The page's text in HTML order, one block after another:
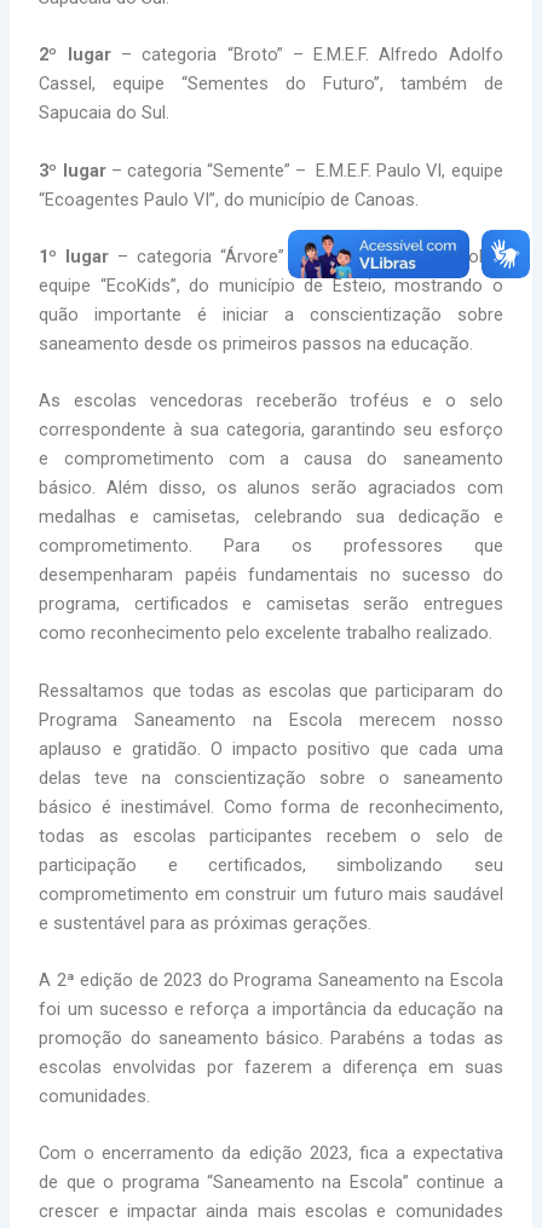
2º lugar– categoria “Broto” – E.M.E.F. Alfredo Adolfo
Cassel, equipe “Sementes do Futuro”, também de
Sapucaia do Sul.
3º lugar– categoria “Semente” – E.M.E.F. Paulo VI, equipe
“Ecoagentes Paulo VI”, do município de Canoas.
1º lugar – categoria “Árvore” – E.M.E.I. Denise Bortolini,
equipe “EcoKids”, do município de Esteio, mostrando o
quão importante é iniciar a conscientização sobre
saneamento desde os primeiros passos na educação.
As escolas vencedoras receberão troféus e o selo
correspondente à sua categoria, garantindo seu esforço
e comprometimento com a causa do saneamento
básico. Além disso, os alunos serão agraciados com
medalhas e camisetas, celebrando sua dedicação e
comprometimento. Para os professores que
desempenharam papéis fundamentais no sucesso do
programa, certificados e camisetas serão entregues
como reconhecimento pelo excelente trabalho realizado.
Ressaltamos que todas as escolas que participaram do
Programa Saneamento na Escola merecem nosso
aplauso e gratidão. O impacto positivo que cada uma
delas teve na conscientização sobre o saneamento
básico é inestimável. Como forma de reconhecimento,
todas as escolas participantes recebem o selo de
participação e certificados, simbolizando seu
comprometimento em construir um futuro mais saudável
e sustentável para as próximas gerações.
A 2ª edição de 2023 do Programa Saneamento na Escola
foi um sucesso e reforça a importância da educação na
promoção do saneamento básico. Parabéns a todas as
escolas envolvidas por fazerem a diferença em suas
comunidades.
Com o encerramento da edição 2023, fica a expectativa
de que o programa “Saneamento na Escola” continue a
crescer e impactar ainda mais escolas e comunidades